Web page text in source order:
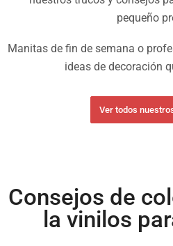
pequeño
Manitas de fin de semana o
ideas de decoración
Ver todos
Consejos de
la vinilos